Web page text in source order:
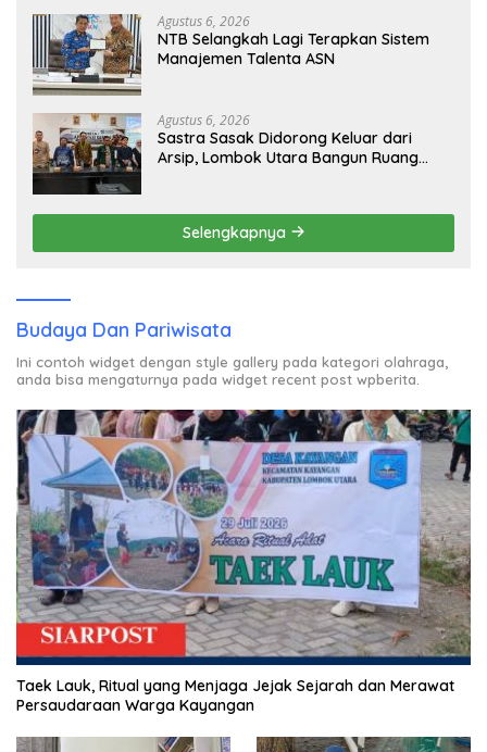
Agustus 6, 2026
NTB Selangkah Lagi Terapkan Sistem
Manajemen Talenta ASN
Agustus 6, 2026
Sastra Sasak Didorong Keluar dari
Arsip, Lombok Utara Bangun Ruang
Selengkapnya
Budaya Dan Pariwisata
Ini contoh widget dengan style gallery pada kategori olahraga,
anda bisa mengaturnya pada widget recent post wpberita.
Taek Lauk, Ritual yang Menjaga Jejak Sejarah dan Merawat
Persaudaraan Warga Kayangan